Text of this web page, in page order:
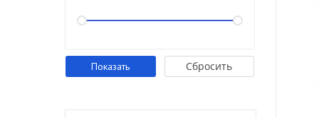
Cбросить